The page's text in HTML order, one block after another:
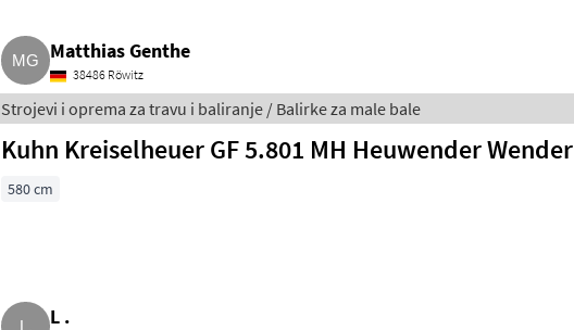
Matthias Genthe
38486 Röwitz
Strojevi i oprema za travu i baliranje / Balirke za male bale
Kuhn Kreiselheuer GF 5.801 MH Heuwender Wender
580 cm
L .